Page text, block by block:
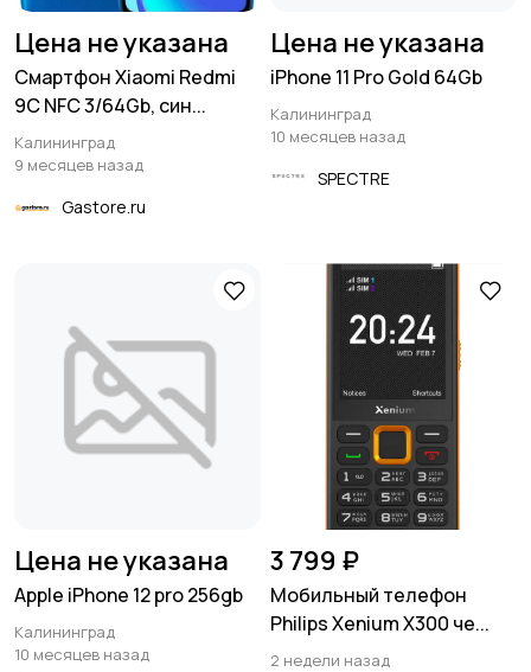
Цена не указана
Смартфон Xiaomi Redmi
9C NFC 3/64Gb, син...
Калининград
9 месяцев назад
Gastore.ru
Цена не указана
iPhone 11 Pro Gold 64Gb
Калининград
10 месяцев назад
SPECTRE
Цена не указана
Apple iPhone 12 pro 256gb
Калининград
10 месяцев назад
3 799 ₽
Мобильный телефон
Philips Xenium X300 че...
2 недели назад